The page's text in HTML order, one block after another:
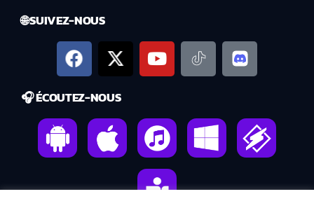
🌐 SUIVEZ-NOUS
🎧 ÉCOUTEZ-NOUS